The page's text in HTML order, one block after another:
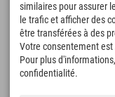
L'heure des moments
166
Lacs de
piscines d'aventure
similaires pour assurer
le trafic et afficher des
être transférées à des
Votre consentement
Pour plus
confidentialité.